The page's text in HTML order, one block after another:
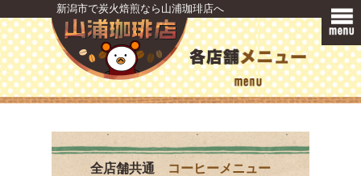
新潟市で炭火焙煎なら山浦珈琲店へ
全店舗共通 コーヒーメニュー